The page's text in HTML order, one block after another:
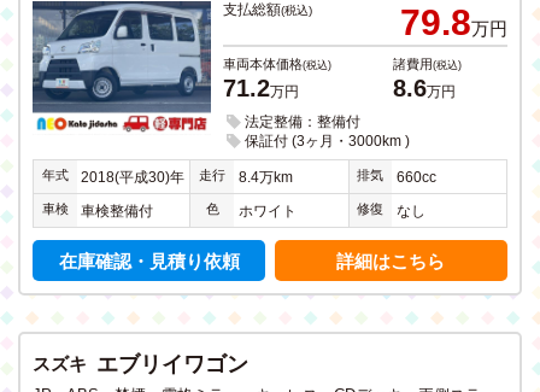
支払総額(税込) 79.8万円
車両本体価格(税込)
71.2万円
諸費用(税込)
8.6万円
法定整備：整備付
保証付 (3ヶ月・3000km )
年式 2018(平成30)年 走行 8.4万km 排気 660cc
車検 車検整備付 色 ホワイト 修復 なし
在庫確認・見積り依頼 詳細はこちら
スズキ エブリイワゴン